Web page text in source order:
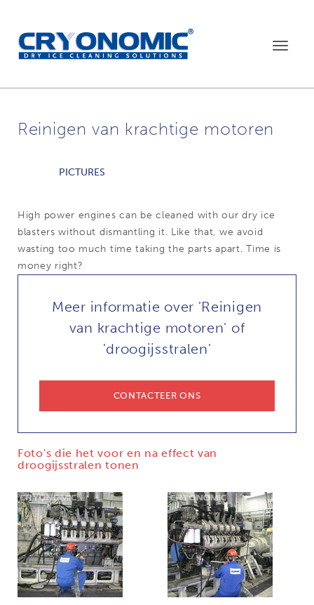
Toggle
Reinigen van krachtige motoren
PICTURES
High power engines can be cleaned with our dry ice
blasters without dismantling it. Like that, we avoid
wasting too much time taking the parts apart. Time is
money right?
Meer informatie over 'Reinigen
van krachtige motoren' of
'droogijsstralen'
CONTACTEER ONS
Foto's die het voor en na effect van
droogijsstralen tonen